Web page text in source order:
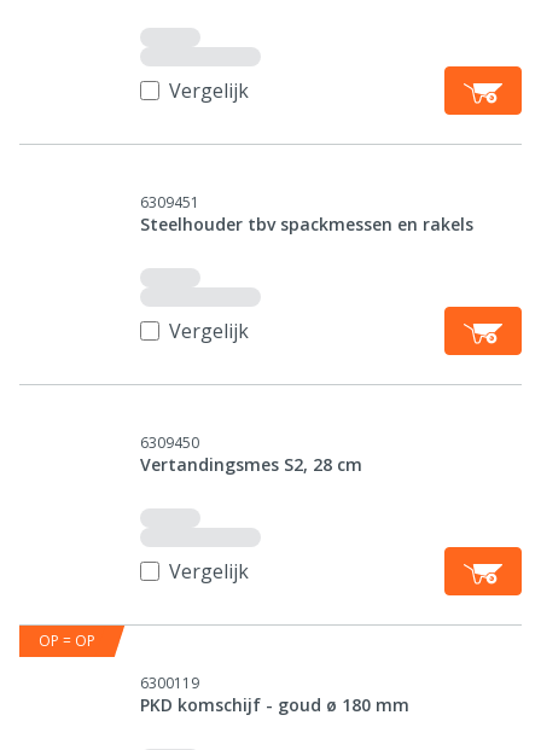
Vergelijk
6309451
Steelhouder tbv spackmessen en rakels
Vergelijk
6309450
Vertandingsmes S2, 28 cm
Vergelijk
OP = OP
6300119
PKD komschijf - goud ø 180 mm